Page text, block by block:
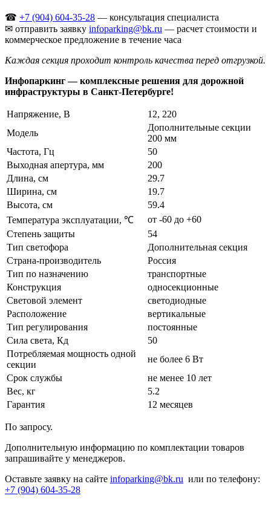
☎ +7 (904) 604-35-28 — консультация специалиста
✉ отправить заявку infoparking@bk.ru — расчет стоимости и
коммерческое предложение в течение часа
Каждая секция проходит контроль качества перед отгрузкой.
Инфопаркинг — комплексные решения для дорожной
инфраструктуры в Санкт-Петербурге!
Напряжение, В
12, 220
Модель
Дополнительные секции
200 мм
Частота, Гц
50
Выходная апертура, мм
200
Длина, см
29.7
Ширина, см
19.7
Высота, см
59.4
Температура эксплуатации, ℃
от -60 до +60
Степень защиты
54
Тип светофора
Дополнительная секция
Страна-производитель
Россия
Тип по назначению
транспортные
Конструкция
односекционные
Световой элемент
светодиодные
Расположение
вертикальные
Тип регулирования
постоянные
Сила света, Кд
50
Потребляемая мощность одной
секции
не более 6 Вт
Срок службы
не менее 10 лет
Вес, кг
5.2
Гарантия
12 месяцев
По запросу.
Дополнительную информацию по комплектации товаров
запрашивайте у менеджеров.
Оставьте заявку на сайте infoparking@bk.ru или по телефону:
+7 (904) 604-35-28